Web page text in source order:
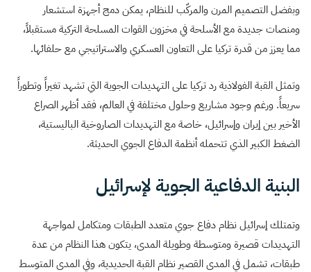
وبفضل التصميم المرن والمركّب للنظام، يمكن دمج أجهزة استشعار
ومنصات جديدة مع الأسلحة في مخزون القوات المسلحة التركية مستقبلاً،
مما يعزز من قدرة تركيا على التعاون العسكري والاستراتيجي مع حلفائها.
وتمثل القبة الفولاذية رد تركيا على التهديدات الجوية التي تشهد تغيراً وتطوراً
سريعاً. ورغم وجود مشاريع وحلول مختلفة في العالم، فقد أظهر الصراع
الأخير بين إيران وإسرائيل، خاصة مع التهديدات الصاروخية الباليستية،
الضغط الكبير الذي تتحمله أنظمة الدفاع الجوي الحديثة.
البنية الدفاعية الجوية لإسرائيل
وتمتلك إسرائيل نظام دفاع جوي متعدد الطبقات ومتكامل لمواجهة
التهديدات قصيرة ومتوسطة وطويلة المدى، يتكون هذا النظام من عدة
طبقات، تشمل في المدى القصير نظام القبة الحديدية، وفي المدى المتوسط